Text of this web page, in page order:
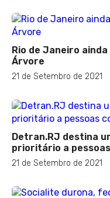
Rio de Janeiro
Árvore
21 de Setembro de 2021
Detran.RJ destina
prioritário a
21 de Setembro de 2021